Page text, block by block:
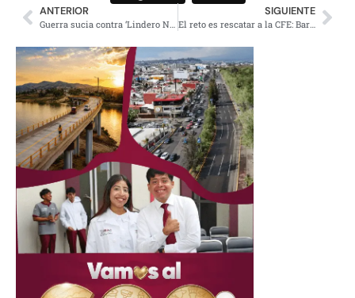
ANTERIOR
Guerra sucia contra ‘Lindero Norte’ periodismo crítico en BC
SIGUIENTE
El reto es rescatar a la CFE: Bartlett; voy a ser secretario de una empresa que están matando